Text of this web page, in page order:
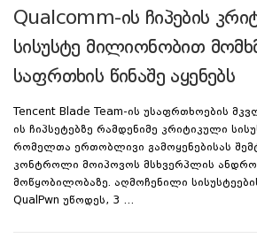
Qualcomm-ის ჩიპების
სისუსტე მილიონობით
საფრთხის წინაშე აყენებს
Tencent Blade Team-ის უსაფრთხოების
ის ჩიპსეტებზე რამდენიმე კრიტიკული
რომელთა ერთობლივი გამოყენებისას
კონტროლი მოიპოვოს მსხვერპლის
მოწყობილობაზე. აღმოჩენილი
QualPwn უწოდეს, 3 …